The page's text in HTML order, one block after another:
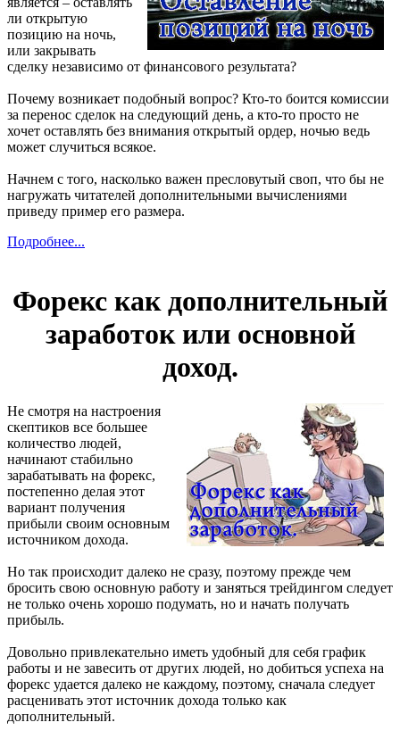
ли открытую
позицию на ночь,
или закрывать
сделку независимо от финансового результата?
Почему возникает подобный вопрос? Кто-то боится комиссии
за перенос сделок на следующий день, а кто-то просто не
хочет оставлять без внимания открытый ордер, ночью ведь
может случиться всякое.
Начнем с того, насколько важен пресловутый своп, что бы не
нагружать читателей дополнительными вычислениями
приведу пример его размера.
Подробнее...
Форекс как дополнительный
заработок или основной
доход.
Не смотря на настроения
скептиков все большее
количество людей,
начинают стабильно
зарабатывать на форекс,
постепенно делая этот
вариант получения
прибыли своим основным
источником дохода.
Но так происходит далеко не сразу, поэтому прежде чем
бросить свою основную работу и заняться трейдингом следует
не только очень хорошо подумать, но и начать получать
прибыль.
Довольно привлекательно иметь удобный для себя график
работы и не завесить от других людей, но добиться успеха на
форекс удается далеко не каждому, поэтому, сначала следует
расценивать этот источник дохода только как
дополнительный.